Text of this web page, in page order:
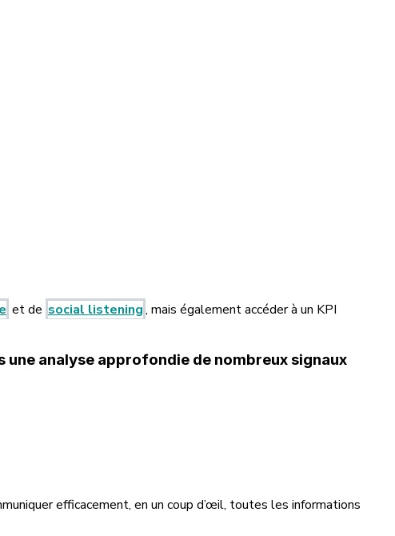
et de social listening, mais également accéder à un KPI
une analyse approfondie de nombreux signaux
efficacement, en un coup d’œil, toutes les informations